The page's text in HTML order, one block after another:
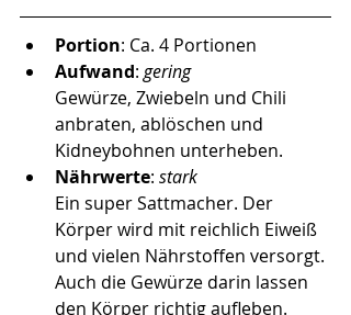
Portion: Ca. 4 Portionen
Aufwand: gering
Gewürze, Zwiebeln und Chili
anbraten, ablöschen und
Kidneybohnen unterheben.
Nährwerte: stark
Ein super Sattmacher. Der
Körper wird mit reichlich Eiweiß
und vielen Nährstoffen versorgt.
Auch die Gewürze darin lassen
den Körper richtig aufleben.